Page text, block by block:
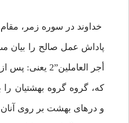
خداوند در سوره زمر، مقام
پاداش عمل صالح را بيان
أجر العاملين”2 يعنى: پس از اين
كه، گروه گروه بهشتيان را
و درهاى بهشت بر روى آنان